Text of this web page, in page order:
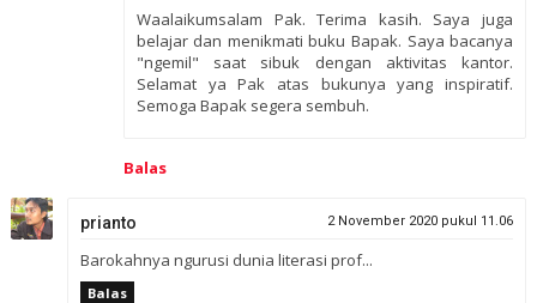
Waalaikumsalam Pak. Terima kasih. Saya juga
belajar dan menikmati buku Bapak. Saya bacanya
"ngemil" saat sibuk dengan aktivitas kantor.
Selamat ya Pak atas bukunya yang inspiratif.
Semoga Bapak segera sembuh.
Balas
prianto 2 November 2020 pukul 11.06
Barokahnya ngurusi dunia literasi prof...
Balas